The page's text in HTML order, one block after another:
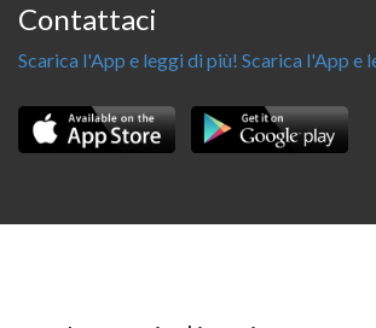
Contattaci
Scarica l'App e leggi di più! Scarica l'App e